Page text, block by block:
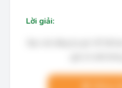
Lời giải: